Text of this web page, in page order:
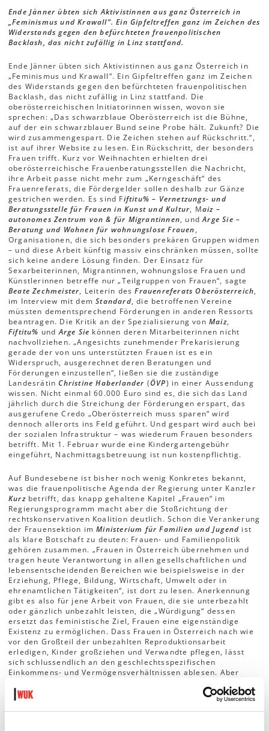
Ende Jänner übten sich Aktivistinnen aus ganz Österreich in
„Feminismus und Krawall“. Ein Gipfeltreffen ganz im Zeichen des
Widerstands gegen den befürchteten frauenpolitischen
Backlash, das nicht zufällig in Linz stattfand.
Ende Jänner übten sich Aktivistinnen aus ganz Österreich in
„Feminismus und Krawall“. Ein Gipfeltreffen ganz im Zeichen
des Widerstands gegen den befürchteten frauenpolitischen
Backlash, das nicht zufällig in Linz stattfand. Die
oberösterreichischen Initiatorinnen wissen, wovon sie
sprechen: „Das schwarzblaue Oberösterreich ist die Bühne,
auf der ein schwarzblauer Bund seine Probe hält. Zukunft? Die
wird zusammengespart. Die Zeichen stehen auf Rückschritt.“,
ist auf ihrer Website zu lesen. Ein Rückschritt, der besonders
Frauen trifft. Kurz vor Weihnachten erhielten drei
oberösterreichische Frauenberatungsstellen die Nachricht,
ihre Arbeit passe nicht mehr zum „Kerngeschäft“ des
Frauenreferats, die Fördergelder sollen deshalb zur Gänze
gestrichen werden. Es sind Fiftitu% – Vernetzungs- und
Beratungsstelle für Frauen in Kunst und Kultur, Maiz –
autonomes Zentrum von & für Migrantinnen, undArge Sie –
Beratung und Wohnen für wohnungslose Frauen,
Organisationen, die sich besonders prekären Gruppen widmen
– und diese Arbeit künftig massiv einschränken müssen, sollte
sich keine andere Lösung finden. Der Einsatz für
Sexarbeiterinnen, Migrantinnen, wohnungslose Frauen und
Künstlerinnen betreffe nur „Teilgruppen von Frauen“, sagte
Beate Zechmeister, Leiterin desFrauenreferats Oberösterreich,
im Interview mit demStandard, die betroffenen Vereine
müssten dementsprechend Förderungen in anderen Ressorts
beantragen. Die Kritik an der Spezialisierung vonMaiz,
Fiftitu% undArge Sie können deren Mitarbeiterinnen nicht
nachvollziehen. „Angesichts zunehmender Prekarisierung
gerade der von uns unterstützten Frauen ist es ein
Widerspruch, ausgerechnet deren Beratungen und
Förderungen einzustellen“, ließen sie die zuständige
LandesrätinChristine Haberlander (ÖVP) in einer Aussendung
wissen. Nicht einmal 60.000 Euro sind es, die sich das Land
jährlich durch die Streichung der Förderungen erspart, das
ausgerufene Credo „Oberösterreich muss sparen“ wird
dennoch allerorts ins Feld geführt. Und gespart wird auch bei
der sozialen Infrastruktur – was wiederum Frauen besonders
betrifft. Mit 1. Februar wurde eine Kindergartengebühr
eingeführt, Nachmittagsbetreuung ist nun kostenpflichtig.
Auf Bundesebene ist bisher noch wenig Konkretes bekannt,
was die frauenpolitische Agenda der Regierung unter Kanzler
Kurzbetrifft, das knapp gehaltene Kapitel „Frauen“ im
Regierungsprogramm macht aber die Stoßrichtung der
rechtskonservativen Koalition deutlich. Schon die Verankerung
der Frauensektion imMinisterium für Familien und Jugend ist
als klare Botschaft zu deuten: Frauen- und Familienpolitik
gehören zusammen. „Frauen in Österreich übernehmen und
tragen heute Verantwortung in allen gesellschaftlichen und
lebensentscheidenden Bereichen wie beispielsweise in der
Erziehung, Pflege, Bildung, Wirtschaft, Umwelt oder in
ehrenamtlichen Tätigkeiten“, ist dort zu lesen. Anerkennung
gibt es also für jene Arbeit von Frauen, die sie unterbezahlt
oder gänzlich unbezahlt leisten, die „Würdigung“ dessen
ersetzt das feministische Ziel, Frauen eine eigenständige
Existenz zu ermöglichen. Dass Frauen in Österreich nach wie
vor den Großteil der unbezahlten Reproduktionsarbeit
erledigen, Kinder großziehen und Verwandte pflegen, lässt
sich schlussendlich an den geschlechtsspezifischen
Einkommens- und Vermögensverhältnissen ablesen. Aber
Frauen arbeiten – ob als Lehrerin, Altenpflegerin oder
Bibliothekarin – trägt zum Gender Pay Gap bei, der
hierzulande bei rund 22 Prozent liegt – in der Pension wächst